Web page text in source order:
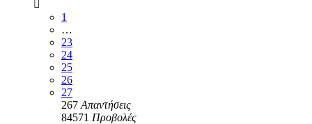
1
…
23
24
25
26
27
267 Απαντήσεις
84571 Προβολές